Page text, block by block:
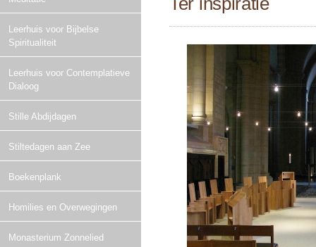
Leerhuis voor Bijbelse
Spiritualiteit
Leerhuis voor Contemplatieve
Dialoog
Stille Abdijdagen
Stiltedagen aan Zee
Boekenplank
Homilies en Overwegingen
Monasterium Zonnelied